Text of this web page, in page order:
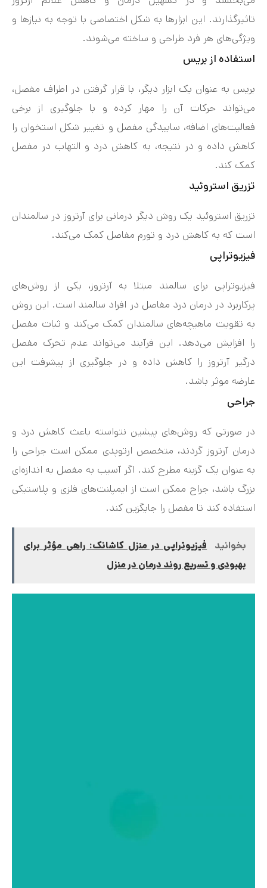
تاثیرگذارند. این ابزارها به شکل اختصاصی با توجه به نیازها و
ویژگی‌های هر فرد طراحی و ساخته می‌شوند.
استفاده از بریس
بریس به عنوان یک ابزار دیگر، با قرار گرفتن در اطراف مفصل،
می‌تواند حرکات آن را مهار کرده و با جلوگیری از برخی
فعالیت‌های اضافه، ساییدگی مفصل و تغییر شکل استخوان را
کاهش داده و در نتیجه، به کاهش درد و التهاب در مفصل
کمک کند.
تزریق استروئید
تزریق استروئید یک روش دیگر درمانی برای آرتروز در سالمندان
است که به کاهش درد و تورم مفاصل کمک می‌کند.
فیزیوتراپی
فیزیوتراپی برای سالمند مبتلا به آرتروز، یکی از روش‌های
پرکاربرد در درمان درد مفاصل در افراد سالمند است. این روش
به تقویت ماهیچه‌های سالمندان کمک می‌کند و ثبات مفصل
را افزایش می‌دهد. این فرآیند می‌تواند عدم تحرک مفصل
درگیر آرتروز را کاهش داده و در جلوگیری از پیشرفت این
عارضه موثر باشد.
جراحی
در صورتی که روش‌های پیشین نتواسته باعث کاهش درد و
درمان آرتروز گردند، متخصص ارتوپدی ممکن است جراحی را
به عنوان یک گزینه مطرح کند. اگر آسیب به مفصل به اندازه‌ای
بزرگ باشد، جراح ممکن است از ایمپلنت‌های فلزی و پلاستیکی
استفاده کند تا مفصل را جایگزین کند.
بخوانید فیزیوتراپی در منزل کاشانک: راهی مؤثر برای
بهبودی و تسریع روند درمان در منزل